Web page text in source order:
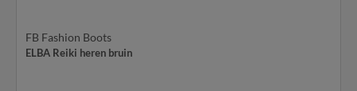
FB Fashion Boots
ELBA Reiki heren bruin